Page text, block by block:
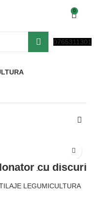
0
0765311301
cu discuri
ridicarea,
netezirea și
sarcirea solului
LEGUMICULTURA